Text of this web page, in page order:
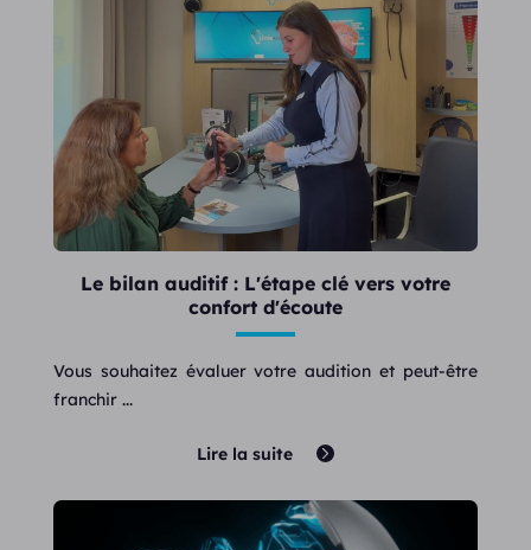
Le bilan auditif : L'étape clé vers votre
confort d'écoute
Vous souhaitez évaluer votre audition et peut-être
franchir ...
Lire la suite